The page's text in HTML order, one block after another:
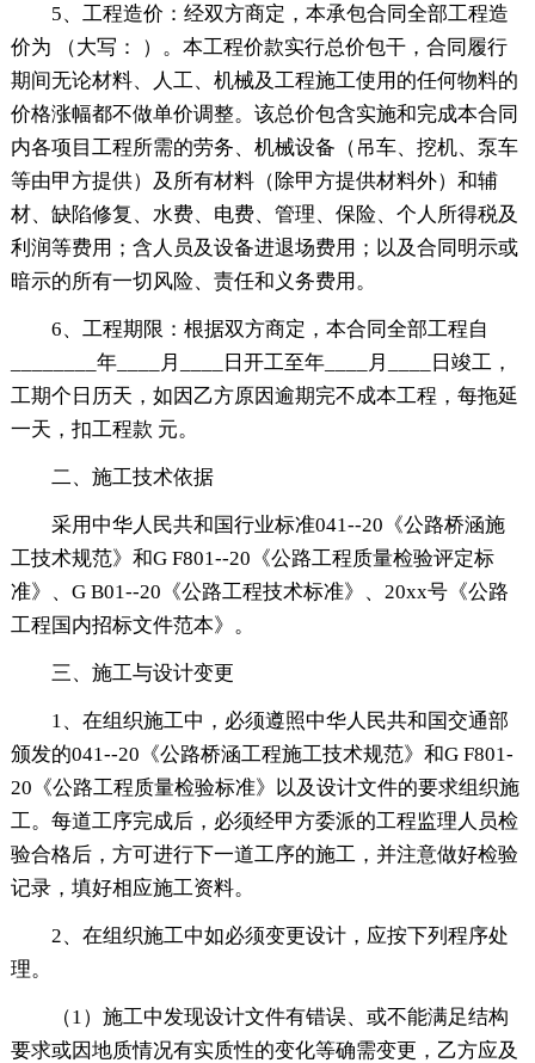
5、工程造价：经双方商定，本承包合同全部工程造
价为 （大写： ）。本工程价款实行总价包干，合同履行
期间无论材料、人工、机械及工程施工使用的任何物料的
价格涨幅都不做单价调整。该总价包含实施和完成本合同
内各项目工程所需的劳务、机械设备（吊车、挖机、泵车
等由甲方提供）及所有材料（除甲方提供材料外）和辅
材、缺陷修复、水费、电费、管理、保险、个人所得税及
利润等费用；含人员及设备进退场费用；以及合同明示或
暗示的所有一切风险、责任和义务费用。
6、工程期限：根据双方商定，本合同全部工程自
________年____月____日开工至年____月____日竣工，
工期个日历天，如因乙方原因逾期完不成本工程，每拖延
一天，扣工程款 元。
二、施工技术依据
采用中华人民共和国行业标准041--20《公路桥涵施
工技术规范》和G F801--20《公路工程质量检验评定标
准》、G B01--20《公路工程技术标准》、20xx号《公路
工程国内招标文件范本》。
三、施工与设计变更
1、在组织施工中，必须遵照中华人民共和国交通部
颁发的041--20《公路桥涵工程施工技术规范》和G F801-
20《公路工程质量检验标准》以及设计文件的要求组织施
工。每道工序完成后，必须经甲方委派的工程监理人员检
验合格后，方可进行下一道工序的施工，并注意做好检验
记录，填好相应施工资料。
2、在组织施工中如必须变更设计，应按下列程序处
理。
（1）施工中发现设计文件有错误、或不能满足结构
要求或因地质情况有实质性的变化等确需变更，乙方应及